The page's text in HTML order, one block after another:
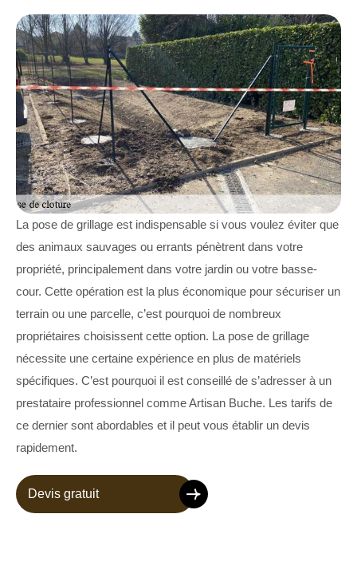
La pose de grillage est indispensable si vous voulez éviter que
des animaux sauvages ou errants pénètrent dans votre
propriété, principalement dans votre jardin ou votre basse-
cour. Cette opération est la plus économique pour sécuriser un
terrain ou une parcelle, c’est pourquoi de nombreux
propriétaires choisissent cette option. La pose de grillage
nécessite une certaine expérience en plus de matériels
spécifiques. C’est pourquoi il est conseillé de s’adresser à un
prestataire professionnel comme Artisan Buche. Les tarifs de
ce dernier sont abordables et il peut vous établir un devis
rapidement.
Devis gratuit